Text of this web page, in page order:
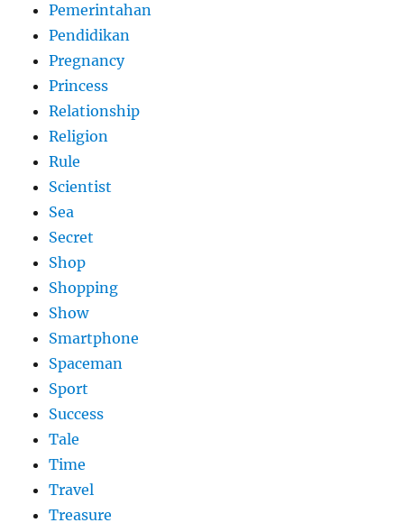
Pemerintahan
Pendidikan
Pregnancy
Princess
Relationship
Religion
Rule
Scientist
Sea
Secret
Shop
Shopping
Show
Smartphone
Spaceman
Sport
Success
Tale
Time
Travel
Treasure